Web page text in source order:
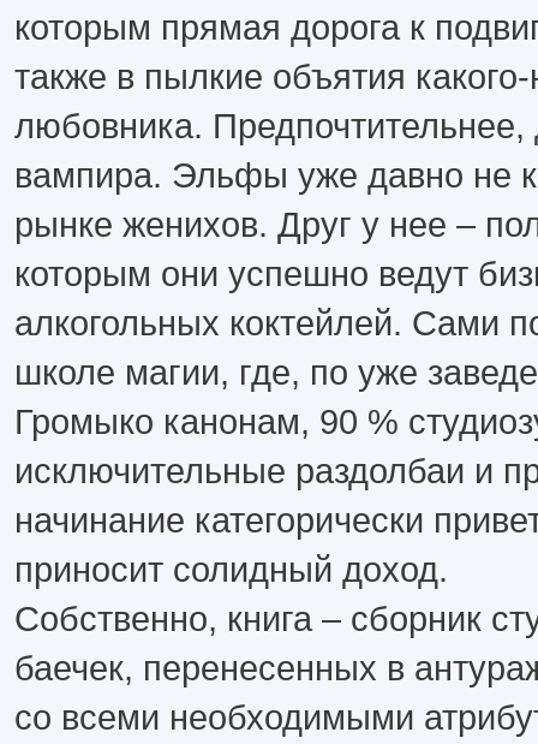
которым прямая дорога к
также в пылкие объятия
любовника.
вампира. Эльфы уже давно не
рынке женихов. Друг у нее –
которым они успешно ведут
алкогольных коктейлей. Сами
школе магии, где, по уже
Громыко канонам, 90 %
исключительные раздолбаи и
начинание категорически
приносит солидный доход.
Собственно, книга – сборник
баечек, перенесенных в
со всеми необходимыми